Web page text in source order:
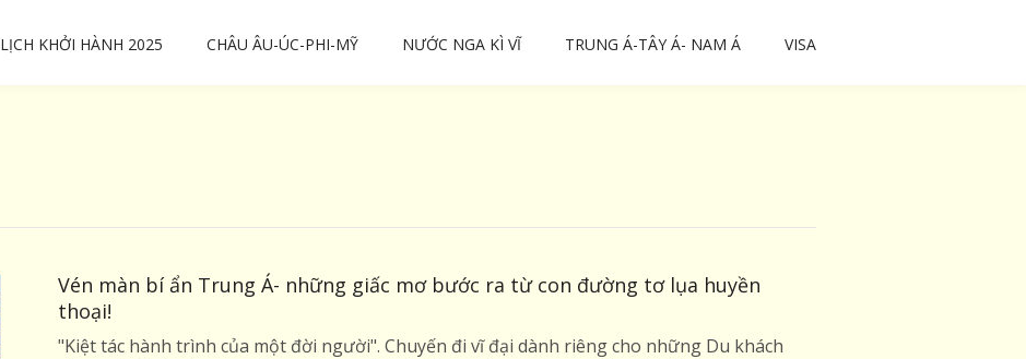
LỊCH KHỞI HÀNH 2025 CHÂU ÂU-ÚC-PHI-MỸ NƯỚC NGA KÌ VĨ TRUNG Á-TÂY Á- NAM Á VISA
Vén màn bí ẩn Trung Á- những giấc mơ bước ra từ con đường tơ lụa huyền
thoại!
"Kiệt tác hành trình của một đời người". Chuyến đi vĩ đại dành riêng cho những Du khách